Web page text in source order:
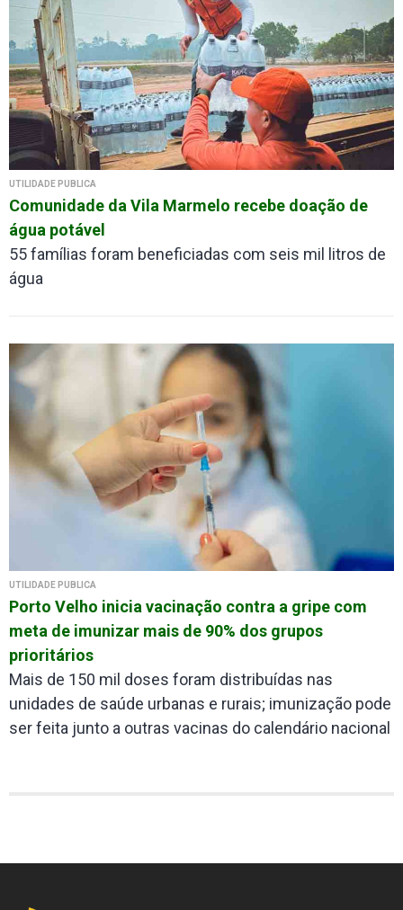
UTILIDADE PÚBLICA
Comunidade da Vila Marmelo recebe doação de
água potável
55 famílias foram beneficiadas com seis mil litros de
água
UTILIDADE PÚBLICA
Porto Velho inicia vacinação contra a gripe com
meta de imunizar mais de 90% dos grupos
prioritários
Mais de 150 mil doses foram distribuídas nas
unidades de saúde urbanas e rurais; imunização pode
ser feita junto a outras vacinas do calendário nacional